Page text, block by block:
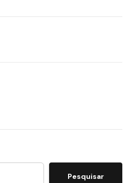
Pesquisar